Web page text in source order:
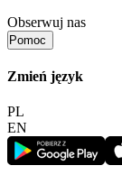
Obserwuj nas
Pomoc
Zmień język
PL
EN